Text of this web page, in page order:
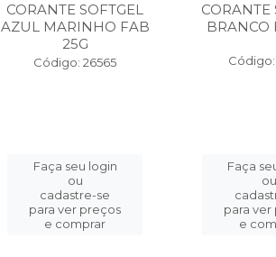
CORANTE SOFTGEL
AZUL MARINHO FAB
25G
Código: 26565
Faça seu login
ou
cadastre-se
para ver preços
e comprar
CORANTE
BRANCO
Código:
Faça
ou
para ver
e